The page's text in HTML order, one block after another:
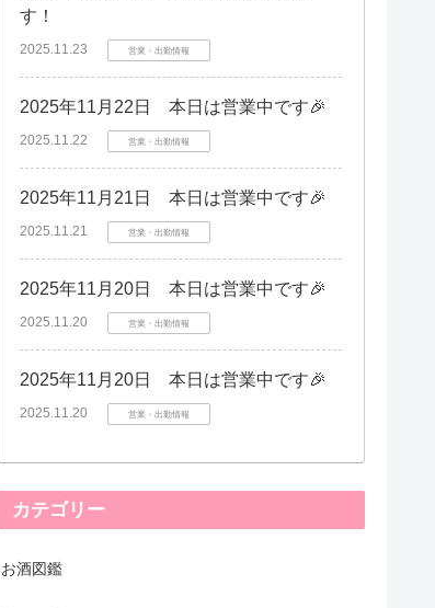
す！
2025.11.23 営業・出勤情報
2025年11月22日 本日は営業中です🎉
2025.11.22 営業・出勤情報
2025年11月21日 本日は営業中です🎉
2025.11.21 営業・出勤情報
2025年11月20日 本日は営業中です🎉
2025.11.20 営業・出勤情報
2025年11月20日 本日は営業中です🎉
2025.11.20 営業・出勤情報
カテゴリー
お酒図鑑